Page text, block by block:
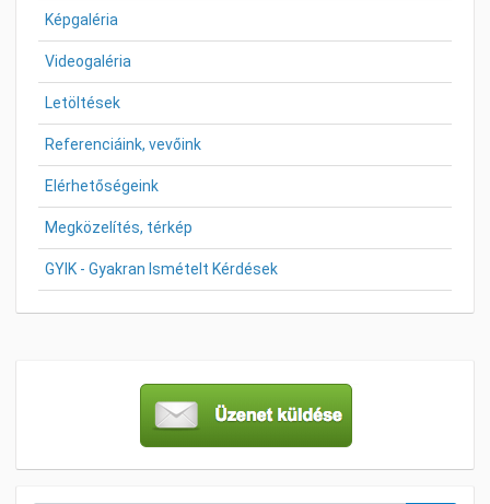
Képgaléria
Videogaléria
Letöltések
Referenciáink, vevőink
Elérhetőségeink
Megközelítés, térkép
GYIK - Gyakran Ismételt Kérdések